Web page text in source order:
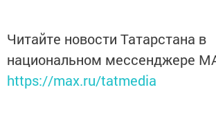
Читайте новости Татарстана в
национальном мессенджере
https://max.ru/tatmedia